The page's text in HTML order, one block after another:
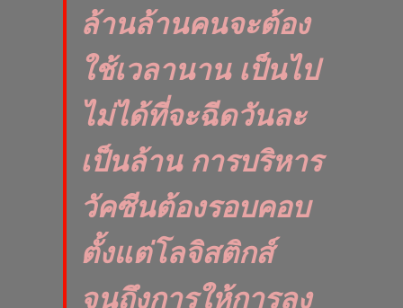
ล้านล้านคนจะต้อง
ใช้เวลานาน เป็นไป
ไม่ได้ที่จะฉีดวันละ
เป็นล้าน การบริหาร
วัคซีนต้องรอบคอบ
ตั้งแต่โลจิสติกส์
จนถึงการให้การลง